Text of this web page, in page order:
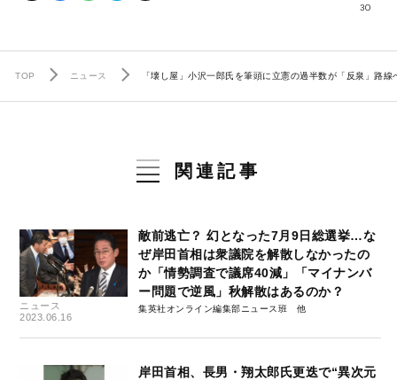
30
TOP ニュース 「壊し屋」小沢一郎氏を筆頭に立憲の過半数が「反泉」路
関連記事
ニュース
2023.06.16
敵前逃亡？ 幻となった7月9日総選挙…な
ぜ岸田首相は衆議院を解散しなかったの
か「情勢調査で議席40減」「マイナンバ
ー問題で逆風」秋解散はあるのか？
集英社オンライン編集部ニュース班
岸田首相、長男・翔太郎氏更迭で“異次元